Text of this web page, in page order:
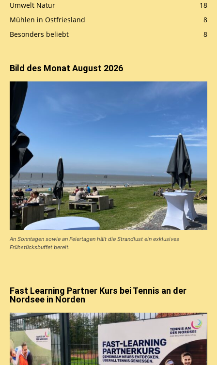
Umwelt Natur
18
Mühlen in Ostfriesland
8
Besonders beliebt
8
Bild des Monat August 2026
An Sonntagen sowie an Feiertagen hält die Strandlust ein exklusives
Frühstücks­buffet bereit.
Fast Learning Partner Kurs bei Tennis an der
Nordsee in Norden